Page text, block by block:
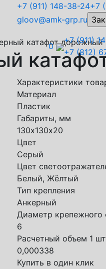
0
+7 (911)
+7 (812)
+7 (911) 148-38-24+7
gloov@amk-grp.ru
катафот дорожный
Характеристики
Материал
Пластик
Габариты, мм
130х130х20
Цвет
Серый
Цвет
Белый, Жёлтый
Тип крепления
Анкерный
Диаметр крепежного
6
Расчетный объем 1
0,000338
Купить в один клик